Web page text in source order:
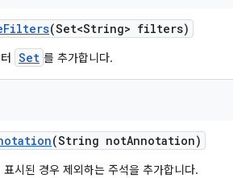
Filters(Set<String> filters)
Set 를 추가합니다.
(String notAnnotation)
시된 경우 제외하는 주석을 추가합니다.